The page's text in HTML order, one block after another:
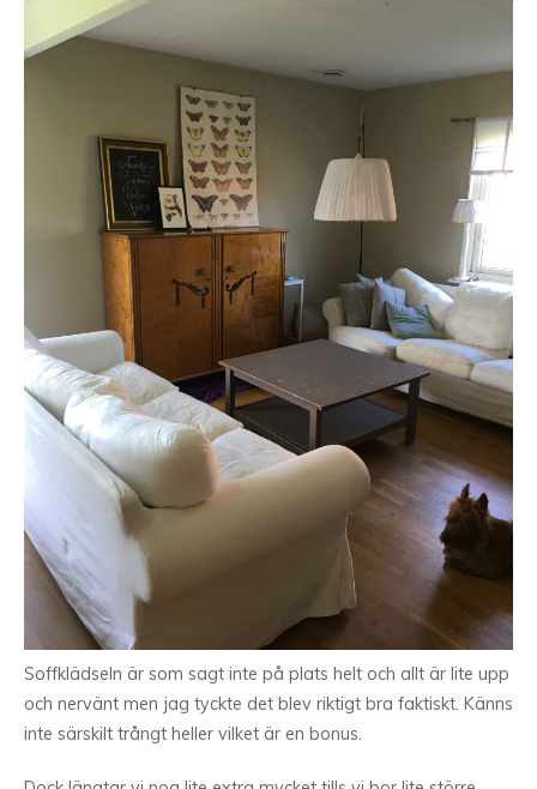
Soffklädseln är som sagt inte på plats helt och allt är lite upp
och nervänt men jag tyckte det blev riktigt bra faktiskt. Känns
inte särskilt trångt heller vilket är en bonus.